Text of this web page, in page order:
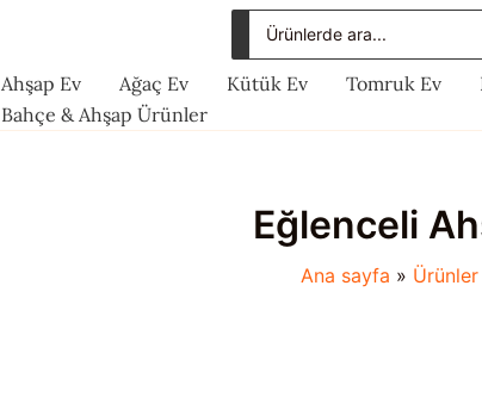
Search
for:
Ahşap Ev Ağaç Ev Kütük Ev Tomruk Ev
Bahçe & Ahşap Ürünler
Eğlenceli
Ana sayfa Ürünler